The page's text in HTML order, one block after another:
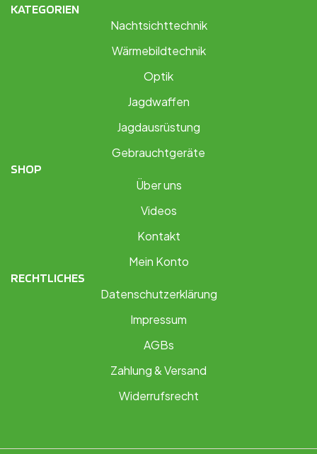
KATEGORIEN
Nachtsichttechnik
Wärmebildtechnik
Optik
Jagdwaffen
Jagdausrüstung
Gebrauchtgeräte
SHOP
Über uns
Videos
Kontakt
Mein Konto
RECHTLICHES
Datenschutzerklärung
Impressum
AGBs
Zahlung & Versand
Widerrufsrecht